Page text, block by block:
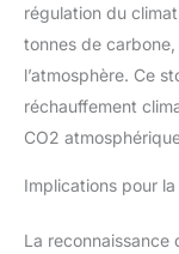
régulation du
tonnes de
l’atmosphère. Ce
réchauffement
CO2
Implications pour
La reconnaissance